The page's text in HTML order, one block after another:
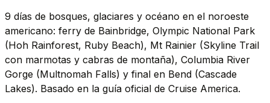
9 días de bosques, glaciares y océano en el noroeste
americano: ferry de Bainbridge, Olympic National Park
(Hoh Rainforest, Ruby Beach), Mt Rainier (Skyline Trail
con marmotas y cabras de montaña), Columbia River
Gorge (Multnomah Falls) y final en Bend (Cascade
Lakes). Basado en la guía oficial de Cruise America.